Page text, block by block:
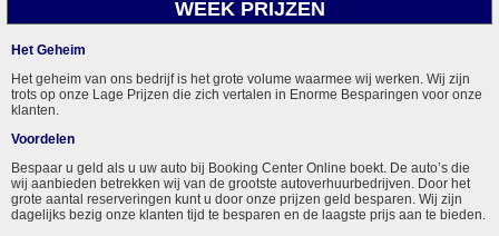
WEEK PRIJZEN
Het Geheim
Het geheim van ons bedrijf is het grote volume waarmee wij werken. Wij zijn
trots op onze Lage Prijzen die zich vertalen in Enorme Besparingen voor onze
klanten.
Voordelen
Bespaar u geld als u uw auto bij Booking Center Online boekt. De auto’s die
wij aanbieden betrekken wij van de grootste autoverhuurbedrijven. Door het
grote aantal reserveringen kunt u door onze prijzen geld besparen. Wij zijn
dagelijks bezig onze klanten tijd te besparen en de laagste prijs aan te bieden.